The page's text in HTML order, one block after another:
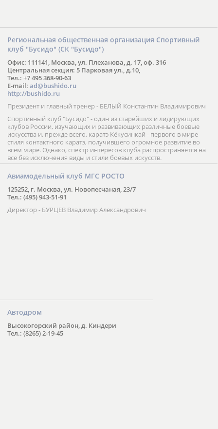
Региональная общественная организация Спортивный
клуб "Бусидо" (СК "Бусидо")
Офис: 111141, Москва, ул. Плеханова, д. 17, оф. 316
Центральная секция: 5 Парковая ул., д.10,
Тел.: +7 495 368-90-63
E-mail: ad@bushido.ru
http://bushido.ru
Президент и главный тренер - БЕЛЫЙ Константин Владимирович
Спортивный клуб "Бусидо" - один из старейших и лидирующих
клубов России, изучающих и развивающих различные боевые
искусства и, прежде всего, каратэ Кёкусинкай - первого в мире
стиля контактного каратэ, получившего огромное развитие во
всем мире. Однако, спектр интересов клуба распространяется на
все без исключения виды и стили боевых искусств.
Авиамодельный клуб МГС РОСТО
125252, г. Москва, ул. Новопесчаная, 23/7
Тел.: (495) 943-51-91
Директор - БУРЦЕВ Владимир Александрович
Автодром
Высокогорский район, д. Киндери
Тел.: (8265) 2-19-45